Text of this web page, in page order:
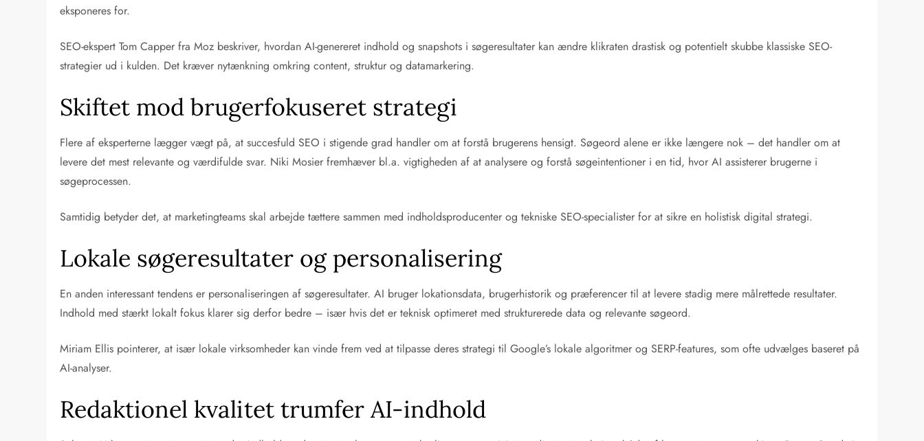
eksponeres for.
SEO-ekspert Tom Capper fra Moz beskriver, hvordan AI-genereret indhold og snapshots i søgeresultater kan ændre klikraten drastisk og potentielt skubbe klassiske SEO-
strategier ud i kulden. Det kræver nytænkning omkring content, struktur og datamarkering.
Skiftet mod brugerfokuseret strategi
Flere af eksperterne lægger vægt på, at succesfuld SEO i stigende grad handler om at forstå brugerens hensigt. Søgeord alene er ikke længere nok – det handler om at
levere det mest relevante og værdifulde svar. Niki Mosier fremhæver bl.a. vigtigheden af at analysere og forstå søgeintentioner i en tid, hvor AI assisterer brugerne i
søgeprocessen.
Samtidig betyder det, at marketingteams skal arbejde tættere sammen med indholdsproducenter og tekniske SEO-specialister for at sikre en holistisk digital strategi.
Lokale søgeresultater og personalisering
En anden interessant tendens er personaliseringen af søgeresultater. AI bruger lokationsdata, brugerhistorik og præferencer til at levere stadig mere målrettede resultater.
Indhold med stærkt lokalt fokus klarer sig derfor bedre – især hvis det er teknisk optimeret med strukturerede data og relevante søgeord.
Miriam Ellis pointerer, at især lokale virksomheder kan vinde frem ved at tilpasse deres strategi til Google’s lokale algoritmer og SERP-features, som ofte udvælges baseret på
AI-analyser.
Redaktionel kvalitet trumfer AI-indhold